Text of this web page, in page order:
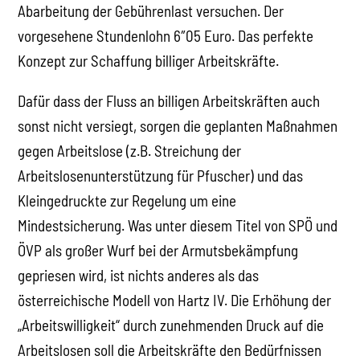
Abarbeitung der Gebührenlast versuchen. Der
vorgesehene Stundenlohn 6″05 Euro. Das perfekte
Konzept zur Schaffung billiger Arbeitskräfte.
Dafür dass der Fluss an billigen Arbeitskräften auch
sonst nicht versiegt, sorgen die geplanten Maßnahmen
gegen Arbeitslose (z.B. Streichung der
Arbeitslosenunterstützung für Pfuscher) und das
Kleingedruckte zur Regelung um eine
Mindestsicherung. Was unter diesem Titel von SPÖ und
ÖVP als großer Wurf bei der Armutsbekämpfung
gepriesen wird, ist nichts anderes als das
österreichische Modell von Hartz IV. Die Erhöhung der
„Arbeitswilligkeit“ durch zunehmenden Druck auf die
Arbeitslosen soll die Arbeitskräfte den Bedürfnissen